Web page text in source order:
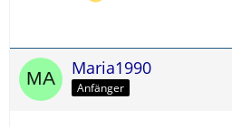
Maria1990
Anfänger